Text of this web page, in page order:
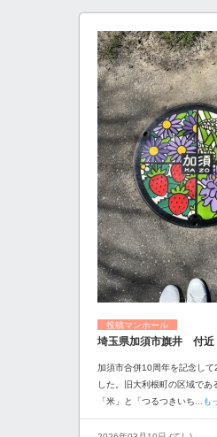
投稿マンホール
埼玉県加須市旗井 付近
加須市合併10周年を記念し
した。旧大利根町の区域であ
「米」と「つるつきいち...も